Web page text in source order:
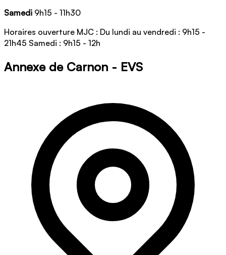
Samedi 9h15 - 11h30
Horaires ouverture MJC : Du lundi au vendredi : 9h15 -
21h45 Samedi : 9h15 - 12h
Annexe de Carnon - EVS